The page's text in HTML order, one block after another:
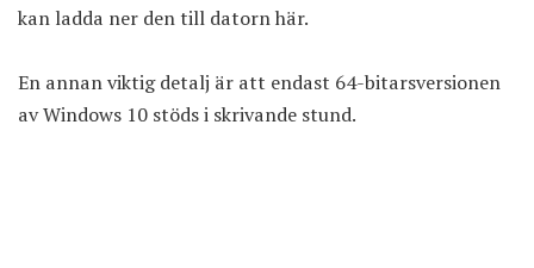
kan ladda ner den till datornhär.
En annan viktig detalj är att endast 64-bitarsversionen
av Windows 10 stöds i skrivande stund.